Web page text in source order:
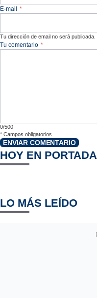
E-mail *
Tu dirección de email no será publicada.
Tu comentario *
0/500
* Campos obligatorios
ENVIAR COMENTARIO
HOY EN PORTADA
LO MÁS LEÍDO